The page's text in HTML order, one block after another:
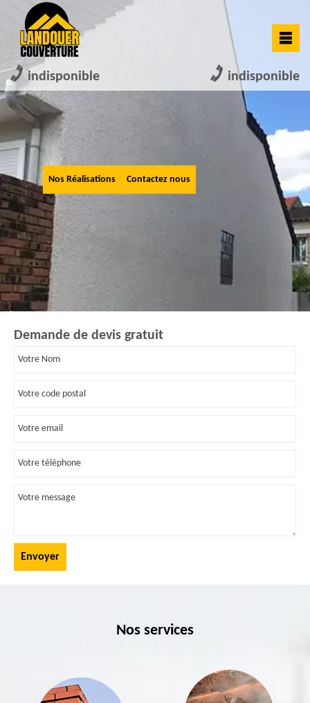
indisponible indisponible
Nos Réalisations Contactez nous
Demande de devis gratuit
Nos services